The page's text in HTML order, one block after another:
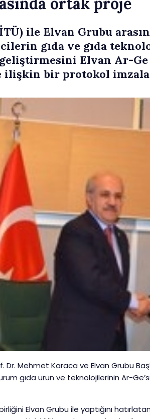
ile Elvan Grubu
gıda ve gıda
Elvan Ar-Ge
bir protokol
Dr. Mehmet Karaca ve Elvan Grubu
gıda ürün ve teknolojilerinin Ar-
Elvan Grubu ile yaptığını